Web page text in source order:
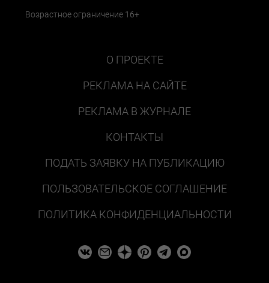
Возрастное ограничение 16+
О ПРОЕКТЕ
РЕКЛАМА НА САЙТЕ
РЕКЛАМА В ЖУРНАЛЕ
КОНТАКТЫ
ПОДАТЬ ЗАЯВКУ НА ПУБЛИКАЦИЮ
ПОЛЬЗОВАТЕЛЬСКОЕ СОГЛАШЕНИЕ
ПОЛИТИКА КОНФИДЕНЦИАЛЬНОСТИ